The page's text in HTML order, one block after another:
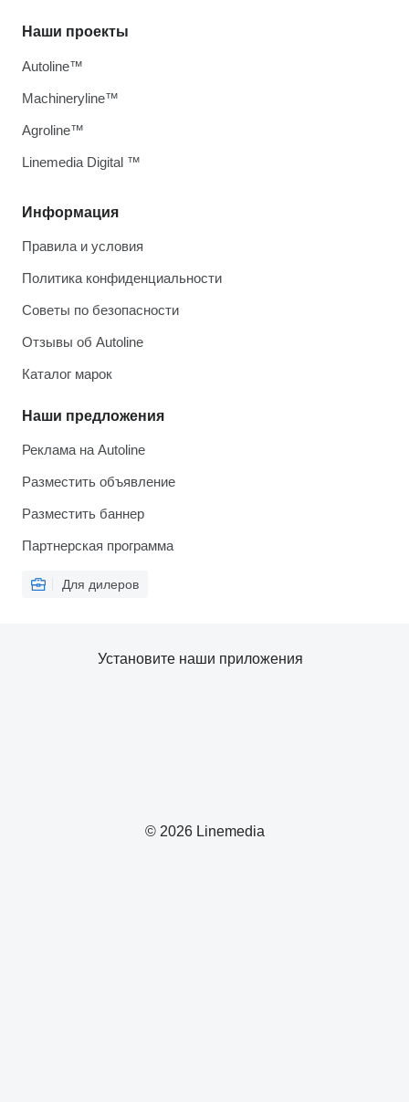
Информация
Правила и условия
Политика конфиденциальности
Советы по безопасности
Отзывы об Autoline
Каталог марок
Наши предложения
Реклама на Autoline
Разместить объявление
Разместить баннер
Партнерская программа
Для дилеров
Наши проекты
Autoline™
Machineryline™
Agroline™
Linemedia Digital ™
© 2026 Linemedia
Установите наши приложения